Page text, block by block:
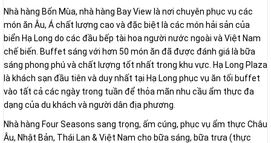
Nhà hàng Bốn Mùa, nhà hàng Bay View là nơi chuyên phục vụ các
món ăn Âu, Á chất lượng cao và đặc biệt là các món hải sản của
biển Hạ Long do các đầu bếp tài hoa người nước ngoài và Việt Nam
chế biến. Buffet sáng với hơn 50 món ăn đã được đánh giá là bữa
sáng phong phú và chất lượng tốt nhất trong khu vực. Hạ Long Plaza
là khách sạn đầu tiên và duy nhất tại Hạ Long phục vụ ăn tối buffet
vào tất cả các ngày trong tuần để thỏa mãn nhu cầu ẩm thực đa
dạng của du khách và người dân địa phương.
Nhà hàng Four Seasons sang trọng, ấm cúng, phục vụ ẩm thực Châu
Âu, Nhật Bản, Thái Lan & Việt Nam cho bữa sáng, bữa trưa (thực